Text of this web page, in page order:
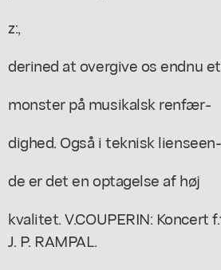
z:,
derined at overgive os endnu et
monster på musikalsk renfær-
dighed. Også i teknisk lienseen-
de er det en optagelse af høj
kvalitet. V.COUPERIN: Koncert
J. P. RAMPAL.